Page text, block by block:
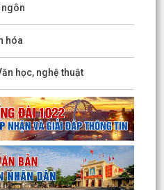
ngôn
hóa
học, nghệ thuật